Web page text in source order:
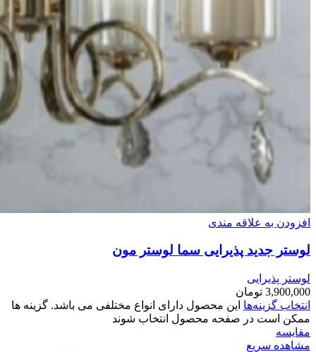
افزودن به علاقه مندی
لوستر جدید پذیرایی سما لوستر مون
لوستر پذیرایی
3,900,000 تومان
انتخاب گزینه‌ها این محصول دارای انواع مختلفی می باشد. گزینه ها
ممکن است در صفحه محصول انتخاب شوند
مقایسه
مشاهده سریع